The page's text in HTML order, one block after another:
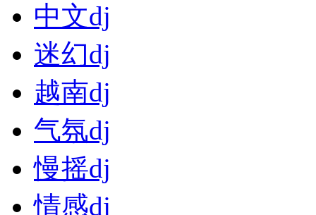
中文dj
迷幻dj
越南dj
气氛dj
慢摇dj
情感dj